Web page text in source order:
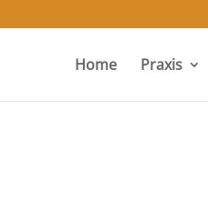
Home Praxis